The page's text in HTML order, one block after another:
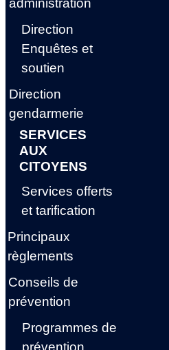
administration
Direction
Enquêtes et
soutien
Direction
gendarmerie
SERVICES
AUX
CITOYENS
Services offerts
et tarification
Principaux
règlements
Conseils de
prévention
Programmes de
prévention